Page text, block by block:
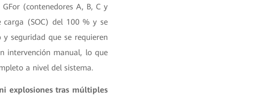
(contenedores A, B, C y
carga (SOC) del 100 % y se
seguridad que se requieren
intervención manual, lo que
a nivel del sistema.
explosiones tras múltiples